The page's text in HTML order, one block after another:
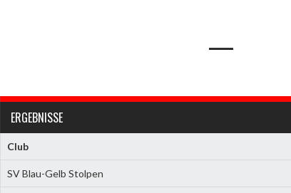
—
ERGEBNISSE
Club
SV Blau-Gelb Stolpen